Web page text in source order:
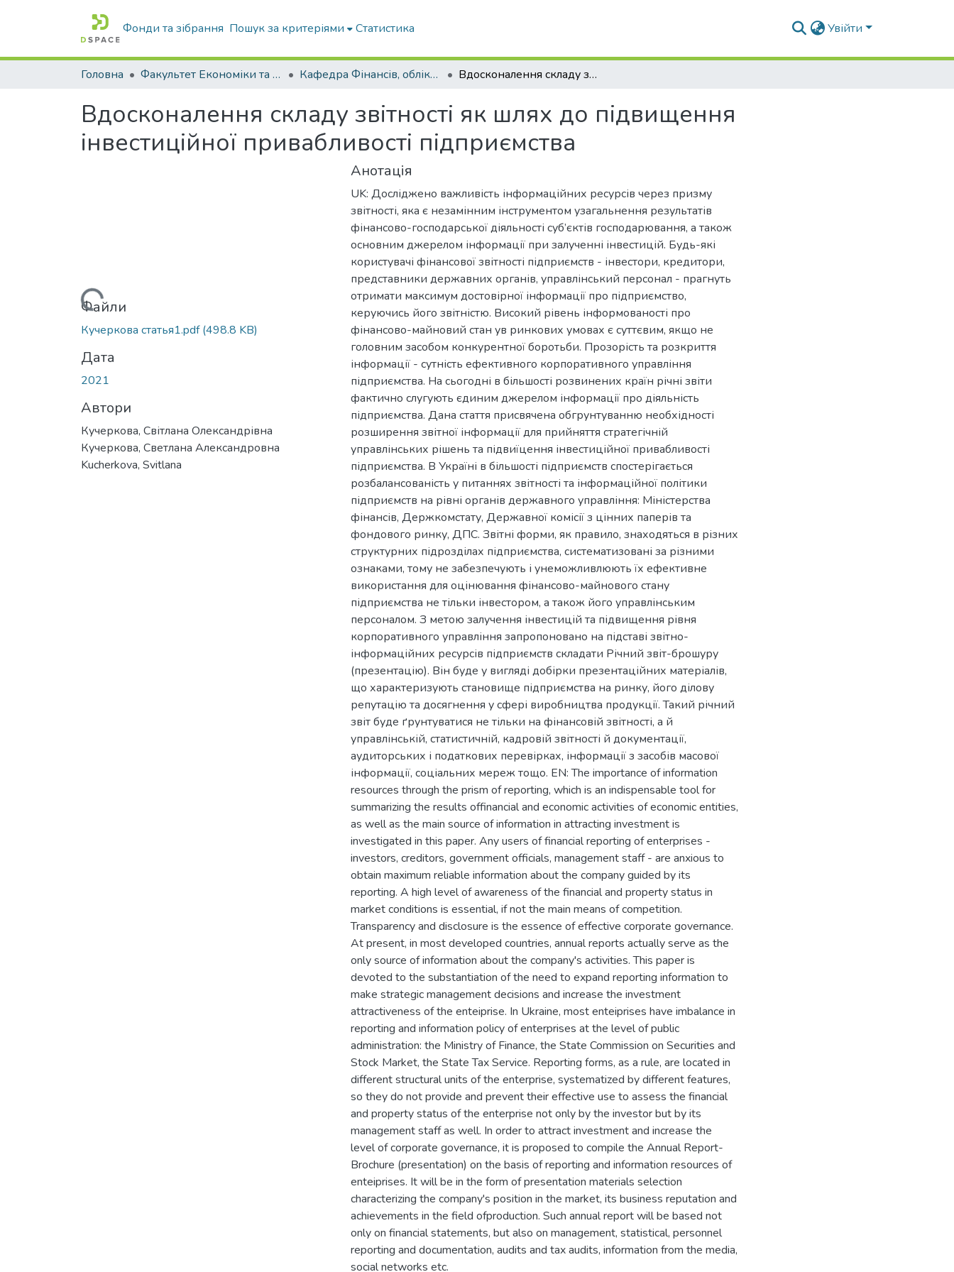
Фонди та зібрання Пошук за критеріями Статистика Увійти
Головна Факультет Економіки та бізнесу Кафедра Фінансів, обліку і оподаткування Вдосконалення складу звітності як шлях до підвищення інвестиційної привабливості підприємства
Вдосконалення складу звітності як шлях до підвищення
інвестиційної привабливості підприємства
Вантажиться...
Файли
Кучеркова статья1.pdf(498.8 KB)
Дата
2021
Автори
Кучеркова, Світлана Олександрівна
Кучеркова, Светлана Александровна
Kucherkova, Svitlana
Анотація
UK: Досліджено важливість інформаційних ресурсів через призму
звітності, яка є незамінним інструментом узагальнення результатів
фінансово-господарської діяльності суб’єктів господарювання, а також
основним джерелом інформації при залученні інвестицій. Будь-які
користувачі фінансової звітності підприємств - інвестори, кредитори,
представники державних органів, управлінський персонал - прагнуть
отримати максимум достовірної інформації про підприємство,
керуючись його звітністю. Високий рівень інформованості про
фінансово-майновий стан ув ринкових умовах є суттєвим, якщо не
головним засобом конкурентної боротьби. Прозорість та розкриття
інформації - сутність ефективного корпоративного управління
підприємства. На сьогодні в більшості розвинених країн річні звіти
фактично слугують єдиним джерелом інформації про діяльність
підприємства. Дана стаття присвячена обгрунтуванню необхідності
розширення звітної інформації для прийняття стратегічній
управлінських рішень та підвиїцення інвестиційної привабливості
підприємства. В Україні в більшості підприємств спостерігається
розбалансованість у питаннях звітності та інформаційної політики
підприємств на рівні органів державного управління: Міністерства
фінансів, Держкомстату, Державної комісії з цінних паперів та
фондового ринку, ДПС. Звітні форми, як правило, знаходяться в різних
структурних підрозділах підприємства, систематизовані за різними
ознаками, тому не забезпечують і унеможливлюють їх ефективне
використання для оцінювання фінансово-майнового стану
підприємства не тільки інвестором, а також його управлінським
персоналом. З метою залучення інвестицій та підвищення рівня
корпоративного управління запропоновано на підставі звітно-
інформаційних ресурсів підприємств складати Річний звіт-брошуру
(презентацію). Він буде у вигляді добірки презентаційних матеріалів,
що характеризують становище підприємства на ринку, його ділову
репутацію та досягнення у сфері виробництва продукції. Такий річний
звіт буде ґрунтуватися не тільки на фінансовій звітності, а й
управлінській, статистичній, кадровій звітності й документації,
аудиторських і податкових перевірках, інформації з засобів масової
інформації, соціальних мереж тощо. EN: The importance of information
resources through the prism of reporting, which is an indispensable tool for
summarizing the results offinancial and economic activities of economic entities,
as well as the main source of information in attracting investment is
investigated in this paper. Any users of financial reporting of enterprises -
investors, creditors, government officials, management staff - are anxious to
obtain maximum reliable information about the company guided by its
reporting. A high level of awareness of the financial and property status in
market conditions is essential, if not the main means of competition.
Transparency and disclosure is the essence of effective corporate governance.
At present, in most developed countries, annual reports actually serve as the
only source of information about the company's activities. This paper is
devoted to the substantiation of the need to expand reporting information to
make strategic management decisions and increase the investment
attractiveness of the enteiprise. In Ukraine, most enteiprises have imbalance in
reporting and information policy of enterprises at the level of public
administration: the Ministry of Finance, the State Commission on Securities and
Stock Market, the State Tax Service. Reporting forms, as a rule, are located in
different structural units of the enterprise, systematized by different features,
so they do not provide and prevent their effective use to assess the financial
and property status of the enterprise not only by the investor but by its
management staff as well. In order to attract investment and increase the
level of corporate governance, it is proposed to compile the Annual Report-
Brochure (presentation) on the basis of reporting and information resources of
enteiprises. It will be in the form of presentation materials selection
characterizing the company's position in the market, its business reputation and
achievements in the field ofproduction. Such annual report will be based not
only on financial statements, but also on management, statistical, personnel
reporting and documentation, audits and tax audits, information from the media,
social networks etc.